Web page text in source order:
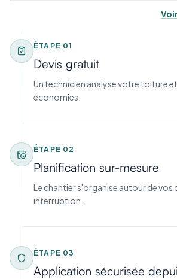
ÉTAPE 01
Devis gratuit
Un technicien analyse votre toiture
économies.
ÉTAPE 02
Planification sur-mesure
Le chantier s'organise autour de
interruption.
ÉTAPE 03
Application sécurisée